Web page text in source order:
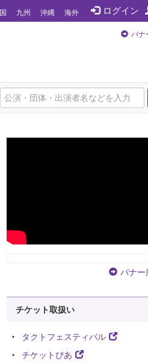
ログイン
九州 沖縄 海外
バナ
バナー
チケット取扱い
タクトフェスティバル
チケットぴあ